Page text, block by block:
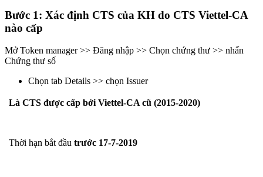
Bước 1: Xác định CTS của KH do CTS Viettel-CA
nào cấp
Mở Token manager >> Đăng nhập >> Chọn chứng thư >> nhấn
Chứng thư số
Chọn tab Details >> chọn Issuer
Là CTS được cấp bởi Viettel-CA cũ (2015-2020)
Thời hạn bắt đầu trước 17-7-2019